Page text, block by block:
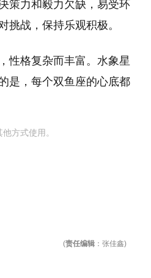
策力和毅力欠缺，易受环
战，保持乐观积极。
性格复杂而丰富。水象星
是，每个双鱼座的心底都
方式使用。
(责任编辑 ：张佳鑫)